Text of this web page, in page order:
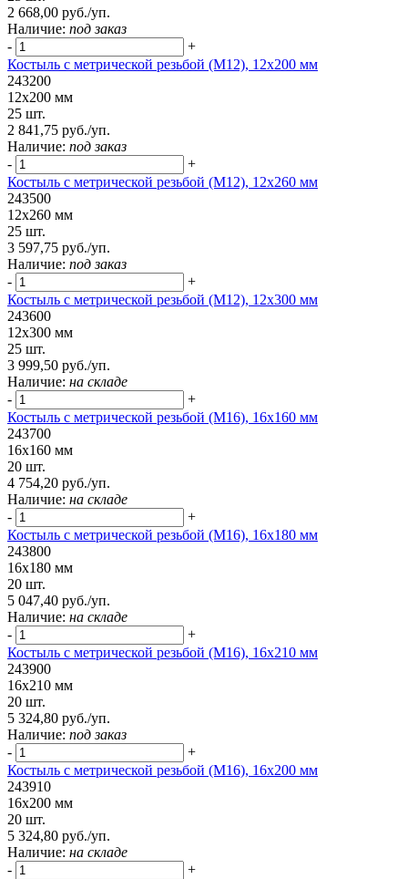
2 668,00 руб./уп.
Наличие: под заказ
-
+
Костыль с метрической резьбой (М12), 12х200 мм
243200
12х200 мм
25 шт.
2 841,75 руб./уп.
Наличие: под заказ
-
+
Костыль с метрической резьбой (М12), 12х260 мм
243500
12х260 мм
25 шт.
3 597,75 руб./уп.
Наличие: под заказ
-
+
Костыль с метрической резьбой (М12), 12х300 мм
243600
12х300 мм
25 шт.
3 999,50 руб./уп.
Наличие: на складе
-
+
Костыль с метрической резьбой (М16), 16х160 мм
243700
16х160 мм
20 шт.
4 754,20 руб./уп.
Наличие: на складе
-
+
Костыль с метрической резьбой (М16), 16х180 мм
243800
16х180 мм
20 шт.
5 047,40 руб./уп.
Наличие: на складе
-
+
Костыль с метрической резьбой (М16), 16х210 мм
243900
16х210 мм
20 шт.
5 324,80 руб./уп.
Наличие: под заказ
-
+
Костыль с метрической резьбой (М16), 16х200 мм
243910
16х200 мм
20 шт.
5 324,80 руб./уп.
Наличие: на складе
-
+